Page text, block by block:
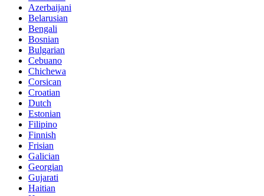
Azerbaijani
Belarusian
Bengali
Bosnian
Bulgarian
Cebuano
Chichewa
Corsican
Croatian
Dutch
Estonian
Filipino
Finnish
Frisian
Galician
Georgian
Gujarati
Haitian